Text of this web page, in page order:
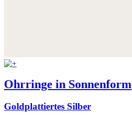
Ohrringe in Sonnenform
Goldplattiertes Silber